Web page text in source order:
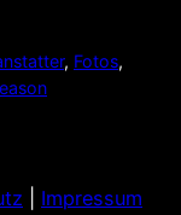
, Fotos
Impressum